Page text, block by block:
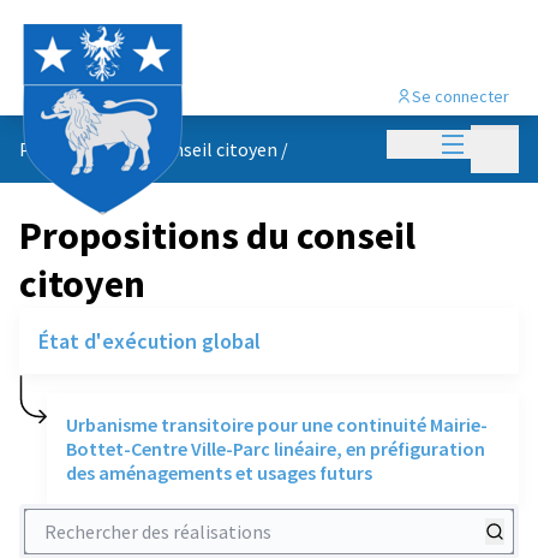
Menu
Se connecter
Propositions du conseil citoyen /
Propositions du conseil
citoyen
État d'exécution global
Urbanisme transitoire pour une continuité Mairie-
Bottet-Centre Ville-Parc linéaire, en préfiguration
des aménagements et usages futurs
Rechercher des réalisations